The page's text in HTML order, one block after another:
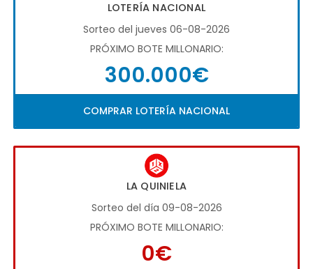
LOTERÍA NACIONAL
Sorteo del jueves 06-08-2026
PRÓXIMO BOTE MILLONARIO:
300.000€
COMPRAR LOTERÍA NACIONAL
LA QUINIELA
Sorteo del día 09-08-2026
PRÓXIMO BOTE MILLONARIO:
0€